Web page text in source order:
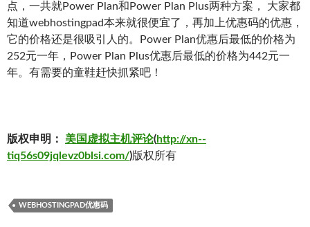
点，一共就Power Plan和Power Plan Plus两种方案， 大家都
知道webhostingpad本来就很便宜了，再加上优惠码的优惠，
它的价格还是很吸引人的。Power Plan优惠后最低的价格为
252元一年，Power Plan Plus优惠后最低的价格为442元一
年。有需要的童鞋赶快抓紧吧！
版权申明： 美国虚拟主机评论(http://xn--
tiq56s09jqlevz0blsi.com/)版权所有
WEBHOSTINGPAD优惠码